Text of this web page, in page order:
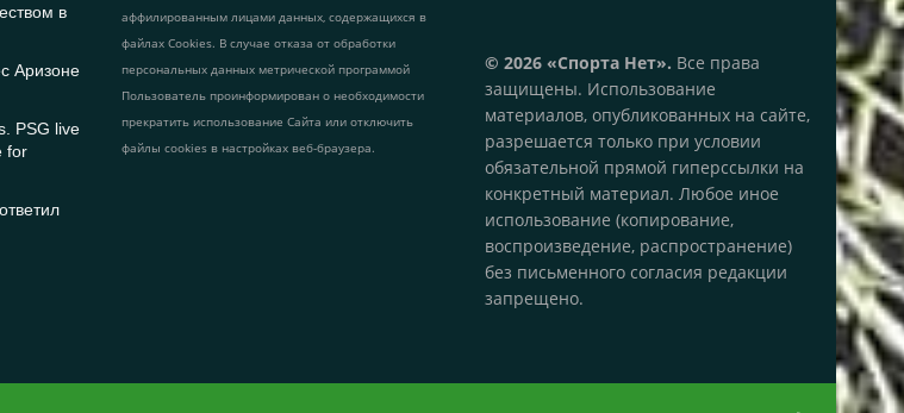
в
Аризоне
PSG live
for
аффилированным лицами данных, содержащихся в
файлах Cookies. В случае отказа от обработки
персональных данных метрической программой
Пользователь проинформирован о необходимости
прекратить использование Сайта или отключить
файлы cookies в настройках веб-браузера.
© 2026 «Спорта Нет». Все права
защищены. Использование
материалов, опубликованных на сайте,
разрешается только при условии
обязательной прямой гиперссылки на
конкретный материал. Любое иное
использование (копирование,
воспроизведение, распространение)
без письменного согласия редакции
запрещено.